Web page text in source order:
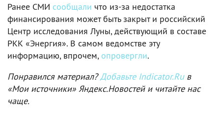
Ранее СМИ сообщали что из-за недостатка
финансирования может быть закрыт и российский
Центр исследования Луны, действующий в составе
РКК «Энергия». В самом ведомстве эту
информацию, впрочем, опровергли.
Понравился материал?Добавьте Indicator.Ruв
«Мои источники» Яндекс.Новостей и читайте нас
чаще.